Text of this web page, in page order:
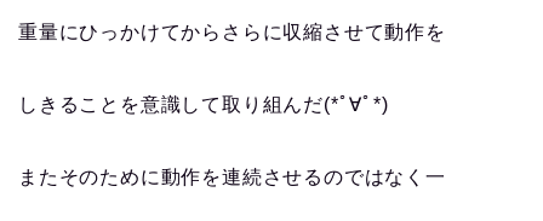
重量にひっかけてからさらに収縮させて動作を
しきることを意識して取り組んだ(*ﾟ∀ﾟ*)
またそのために動作を連続させるのではなく一